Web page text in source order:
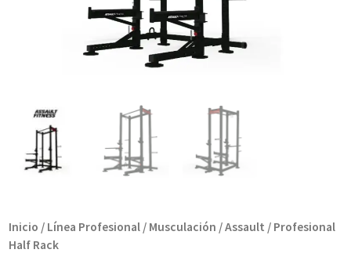
Inicio / Línea Profesional / Musculación /Assault / Profesional
Half Rack